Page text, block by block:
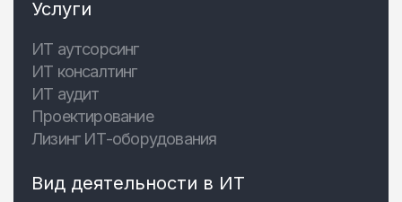
Услуги
ИТ аутсорсинг
ИТ консалтинг
ИТ аудит
Проектирование
Лизинг ИТ-оборудования
Вид деятельности в ИТ